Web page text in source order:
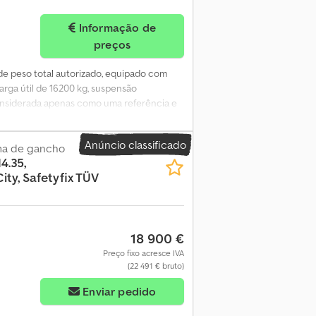
preços
peso total autorizado, equipado com
útil de 16200 kg, suspensão
apenas como uma referência e
nos para confirmar a exatidão dos
Anúncio classificado
de gancho
Safetyfix TÜV
18 900 €
Preço fixo acresce IVA
(22 491 € bruto)
Enviar pedido